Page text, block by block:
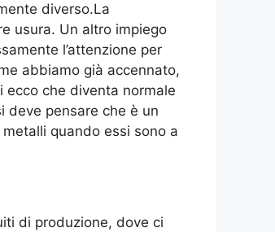
diverso.La
usura. Un altro impiego
l’attenzione per
abbiamo già accennato,
ecco che diventa normale
deve pensare che è un
quando essi sono a
di produzione, dove ci